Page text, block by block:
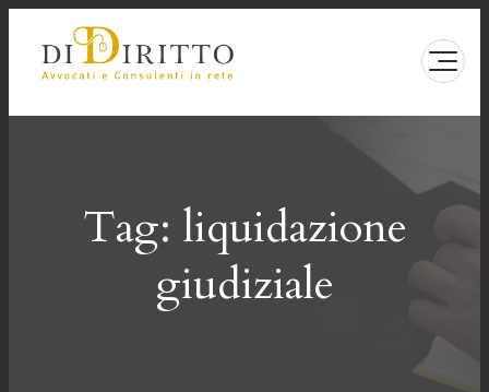
contenuto
Tag: liquidazione
giudiziale